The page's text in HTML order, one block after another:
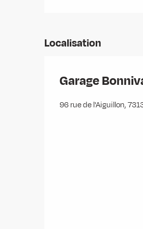
Localisation
Garage
96 rue de l'Aiguillon,